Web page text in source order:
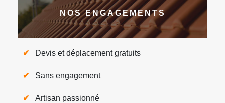
NOS ENGAGEMENTS
Devis et déplacement gratuits
Sans engagement
Artisan passionné